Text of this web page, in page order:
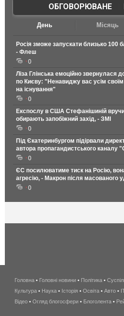
ОБГОВОРЮВАНЕ|
День Місяць
Росія зможе запускати близько 100
- Флеш
0
Ліза Глінська емоційно звернулася
по Києву: "Ненавиджу вас усім
на існування"
0
Експослу в США Стефанішиній
обирають запобіжний захід, - ЗМІ
0
Під Єкатеринбургом підірвали
автора пропагандистського каналу
0
ЄС посилюватиме тиск на Росію,
агресію, - Макрон після масованого
0
Головна • Головні новини • Політика •
Культура • Наука • Історія • Освіта • Авто •
Відео • Огляд блогосфери • Блоголента •